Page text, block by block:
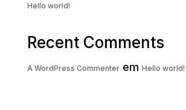
Hello world!
Recent Comments
A WordPress Commenterem Hello world!